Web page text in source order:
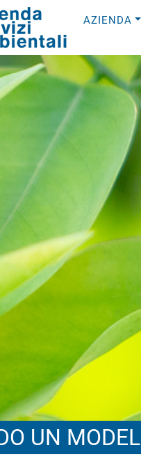
AZIENDA
UN